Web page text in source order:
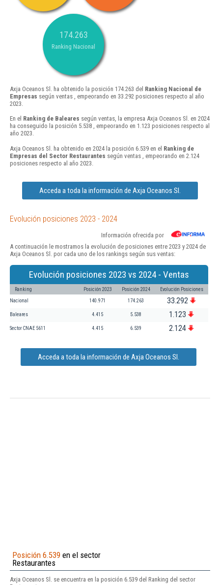
174.263
Ranking Nacional
Axja Oceanos Sl. ha obtenido la posición 174.263 del Ranking Nacional de
Empresas según ventas , empeorando en 33.292 posiciones respecto al año
2023.
En el Ranking de Baleares según ventas, la empresa Axja Oceanos Sl. en 2024
ha conseguido la posición 5.538 , empeorando en 1.123 posiciones respecto al
año 2023.
Axja Oceanos Sl. ha obtenido en 2024 la posición 6.539 en el Ranking de
Empresas del Sector Restaurantes según ventas , empeorando en 2.124
posiciones respecto al año 2023.
Acceda a toda la información de Axja Oceanos Sl.
Evolución posiciones 2023 - 2024
Información ofrecida por
A continuación le mostramos la evolución de posiciones entre 2023 y 2024 de
Axja Oceanos Sl. por cada uno de los rankings según sus ventas:
Evolución posiciones 2023 vs 2024 - Ventas
Ranking Posición 2023 Posición 2024 Evolución Posiciones
Nacional 140.971 174.263 33.292
Baleares 4.415 5.538 1.123
Sector CNAE 5611 4.415 6.539 2.124
Acceda a toda la información de Axja Oceanos Sl.
Posición 6.539 en el sector
Restaurantes
Axja Oceanos Sl. se encuentra en la posición 6.539 del Ranking del sector